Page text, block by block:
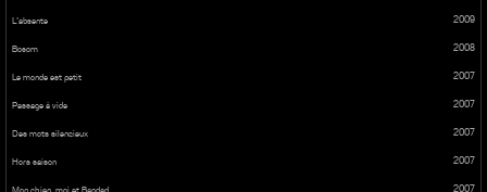
L’absente 2009
Bosom 2008
Le monde est petit 2007
Passage à vide 2007
Des mots silencieux 2007
Hors saison 2007
Mon chien, moi et Bagdad 2007